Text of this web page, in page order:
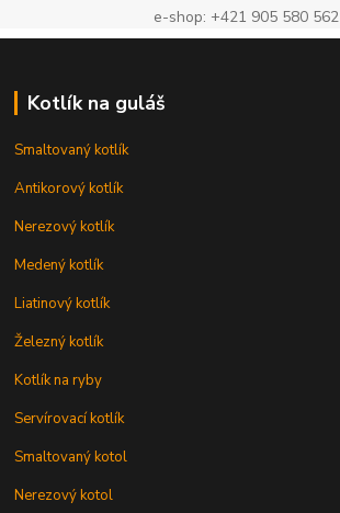
e-shop: +421 905 580 562
Kotlík na guláš
Smaltovaný kotlík
Antikorový kotlík
Nerezový kotlík
Medený kotlík
Liatinový kotlík
Železný kotlík
Kotlík na ryby
Servírovací kotlík
Smaltovaný kotol
Nerezový kotol